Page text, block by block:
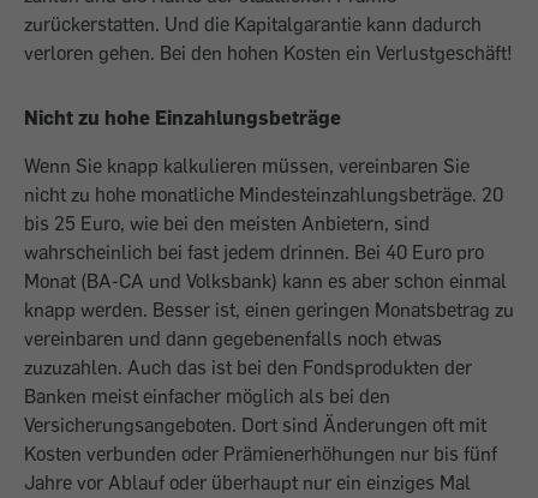
zurückerstatten. Und die Kapitalgarantie kann dadurch
verloren gehen. Bei den hohen Kosten ein Verlustgeschäft!
Nicht zu hohe Einzahlungsbeträge
Wenn Sie knapp kalkulieren müssen, vereinbaren Sie
nicht zu hohe monatliche Mindesteinzahlungsbeträge. 20
bis 25 Euro, wie bei den meisten Anbietern, sind
wahrscheinlich bei fast jedem drinnen. Bei 40 Euro pro
Monat (BA-CA und Volksbank) kann es aber schon einmal
knapp werden. Besser ist, einen geringen Monatsbetrag zu
vereinbaren und dann gegebenenfalls noch etwas
zuzuzahlen. Auch das ist bei den Fondsprodukten der
Banken meist einfacher möglich als bei den
Versicherungsangeboten. Dort sind Änderungen oft mit
Kosten verbunden oder Prämienerhöhungen nur bis fünf
Jahre vor Ablauf oder überhaupt nur ein einziges Mal